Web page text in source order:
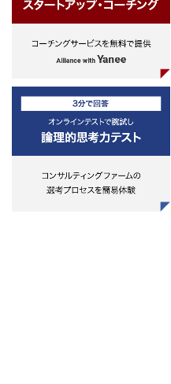
■職務詳細
・先端技術の調査・研究および社内
発信
・各ビジネス部門と協業による技術
実証実験の企画およびプロジェクト
マネジメント
・関連システムの企画開発 等